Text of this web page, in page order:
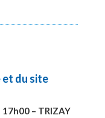
et du site
– TRIZAY